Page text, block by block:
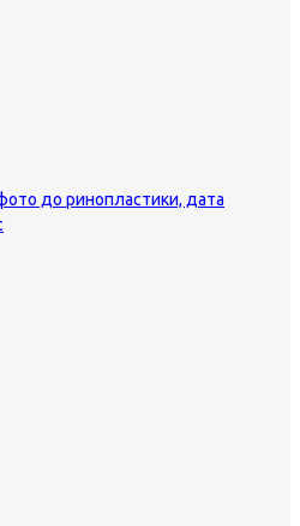
до ринопластики, дата